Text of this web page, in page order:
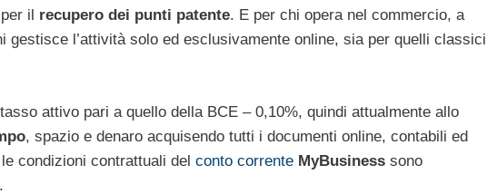
il recupero dei punti patente. E per chi opera nel commercio, a
gestisce l’attività solo ed esclusivamente online, sia per quelli classici
attivo pari a quello della BCE – 0,10%, quindi attualmente allo
, spazio e denaro acquisendo tutti i documenti online, contabili ed
condizioni contrattuali del conto corrente MyBusiness sono